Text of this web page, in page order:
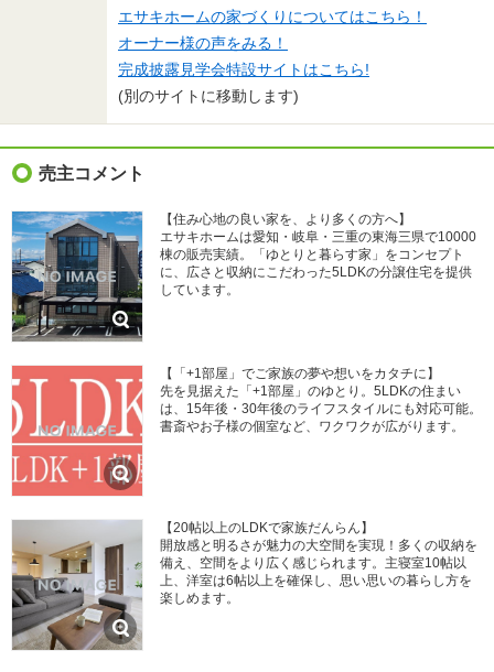
エサキホームの家づくりについてはこちら！
オーナー様の声をみる！
完成披露見学会特設サイトはこちら!
(別のサイトに移動します)
売主コメント
【住み心地の良い家を、より多くの方へ】
エサキホームは愛知・岐阜・三重の東海三県で10000
棟の販売実績。「ゆとりと暮らす家」をコンセプト
に、広さと収納にこだわった5LDKの分譲住宅を提供
しています。
【「+1部屋」でご家族の夢や想いをカタチに】
先を見据えた「+1部屋」のゆとり。5LDKの住まい
は、15年後・30年後のライフスタイルにも対応可能。
書斎やお子様の個室など、ワクワクが広がります。
【20帖以上のLDKで家族だんらん】
開放感と明るさが魅力の大空間を実現！多くの収納を
備え、空間をより広く感じられます。主寝室10帖以
上、洋室は6帖以上を確保し、思い思いの暮らし方を
楽しめます。